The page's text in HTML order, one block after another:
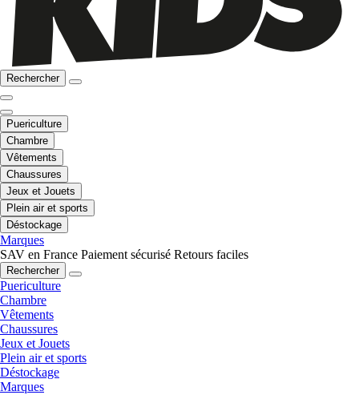
Rechercher
Puericulture
Chambre
Vêtements
Chaussures
Jeux et Jouets
Plein air et sports
Déstockage
Marques
SAV en France Paiement sécurisé Retours faciles
Rechercher
Puericulture
Chambre
Vêtements
Chaussures
Jeux et Jouets
Plein air et sports
Déstockage
Marques